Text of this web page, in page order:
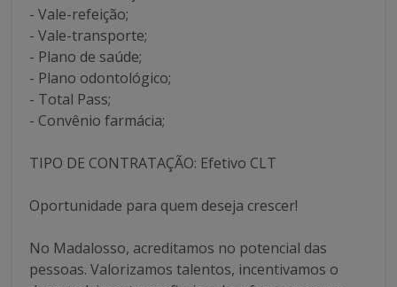
- Vale-refeição;
- Vale-transporte;
- Plano de saúde;
- Plano odontológico;
- Total Pass;
- Convênio farmácia;
TIPO DE CONTRATAÇÃO: Efetivo CLT
Oportunidade para quem deseja crescer!
No Madalosso, acreditamos no potencial das
pessoas. Valorizamos talentos, incentivamos o